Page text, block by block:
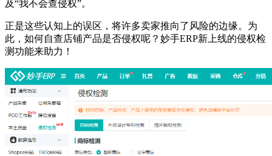
及“我不会查侵权”。
正是这些认知上的误区，将许多卖家推向了风险的边缘。为
此，如何自查店铺产品是否侵权呢？妙手ERP新上线的侵权检
测功能来助力！